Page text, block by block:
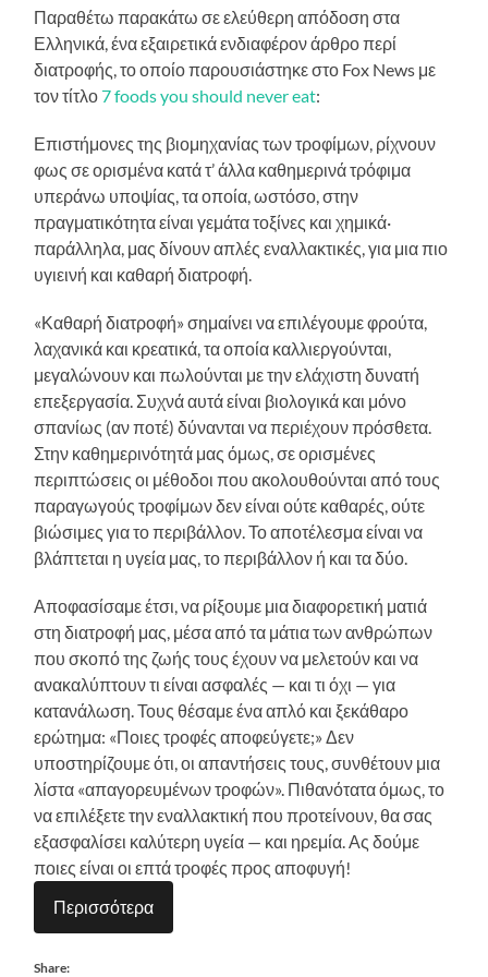
Παραθέτω παρακάτω σε ελεύθερη απόδοση στα
Ελληνικά, ένα εξαιρετικά ενδιαφέρον άρθρο περί
διατροφής, το οποίο παρουσιάστηκε στο Fox News με
τον τίτλο7 foods you should never eat:
Επιστήμονες της βιομηχανίας των τροφίμων, ρίχνουν
φως σε ορισμένα κατά τ’ άλλα καθημερινά τρόφιμα
υπεράνω υποψίας, τα οποία, ωστόσο, στην
πραγματικότητα είναι γεμάτα τοξίνες και χημικά·
παράλληλα, μας δίνουν απλές εναλλακτικές, για μια πιο
υγιεινή και καθαρή διατροφή.
«Καθαρή διατροφή» σημαίνει να επιλέγουμε φρούτα,
λαχανικά και κρεατικά, τα οποία καλλιεργούνται,
μεγαλώνουν και πωλούνται με την ελάχιστη δυνατή
επεξεργασία. Συχνά αυτά είναι βιολογικά και μόνο
σπανίως (αν ποτέ) δύνανται να περιέχουν πρόσθετα.
Στην καθημερινότητά μας όμως, σε ορισμένες
περιπτώσεις οι μέθοδοι που ακολουθούνται από τους
παραγωγούς τροφίμων δεν είναι ούτε καθαρές, ούτε
βιώσιμες για το περιβάλλον. Το αποτέλεσμα είναι να
βλάπτεται η υγεία μας, το περιβάλλον ή και τα δύο.
Αποφασίσαμε έτσι, να ρίξουμε μια διαφορετική ματιά
στη διατροφή μας, μέσα από τα μάτια των ανθρώπων
που σκοπό της ζωής τους έχουν να μελετούν και να
ανακαλύπτουν τι είναι ασφαλές — και τι όχι — για
κατανάλωση. Τους θέσαμε ένα απλό και ξεκάθαρο
ερώτημα: «Ποιες τροφές αποφεύγετε;» Δεν
υποστηρίζουμε ότι, οι απαντήσεις τους, συνθέτουν μια
λίστα «απαγορευμένων τροφών». Πιθανότατα όμως, το
να επιλέξετε την εναλλακτική που προτείνουν, θα σας
εξασφαλίσει καλύτερη υγεία — και ηρεμία. Ας δούμε
ποιες είναι οι επτά τροφές προς αποφυγή!
Περισσότερα
Share: